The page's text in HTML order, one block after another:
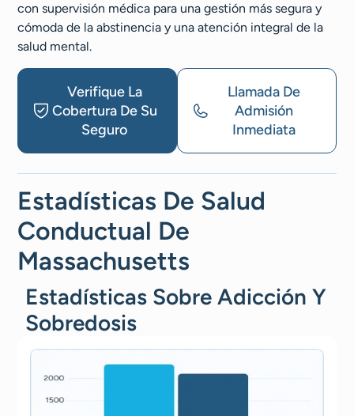
con supervisión médica para una gestión más segura y
cómoda de la abstinencia y una atención integral de la
salud mental.
Verifique La
Cobertura De Su
Seguro
Llamada De
Admisión
Inmediata
Estadísticas De Salud
Conductual De
Massachusetts
Estadísticas Sobre Adicción Y
Sobredosis